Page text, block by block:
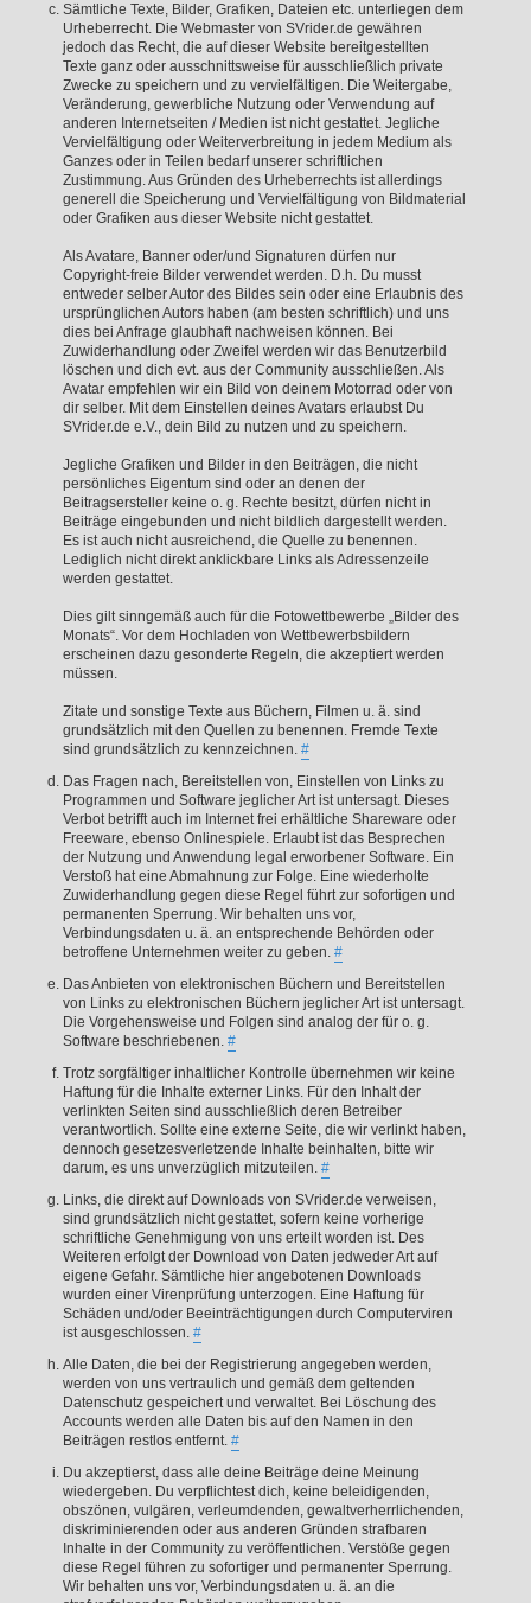
Sämtliche Texte, Bilder, Grafiken, Dateien etc. unterliegen dem
Urheberrecht. Die Webmaster von SVrider.de gewähren
jedoch das Recht, die auf dieser Website bereitgestellten
Texte ganz oder ausschnittsweise für ausschließlich private
Zwecke zu speichern und zu vervielfältigen. Die Weitergabe,
Veränderung, gewerbliche Nutzung oder Verwendung auf
anderen Internetseiten / Medien ist nicht gestattet. Jegliche
Vervielfältigung oder Weiterverbreitung in jedem Medium als
Ganzes oder in Teilen bedarf unserer schriftlichen
Zustimmung. Aus Gründen des Urheberrechts ist allerdings
generell die Speicherung und Vervielfältigung von Bildmaterial
oder Grafiken aus dieser Website nicht gestattet.
Als Avatare, Banner oder/und Signaturen dürfen nur
Copyright-freie Bilder verwendet werden. D.h. Du musst
entweder selber Autor des Bildes sein oder eine Erlaubnis des
ursprünglichen Autors haben (am besten schriftlich) und uns
dies bei Anfrage glaubhaft nachweisen können. Bei
Zuwiderhandlung oder Zweifel werden wir das Benutzerbild
löschen und dich evt. aus der Community ausschließen. Als
Avatar empfehlen wir ein Bild von deinem Motorrad oder von
dir selber. Mit dem Einstellen deines Avatars erlaubst Du
SVrider.de e.V., dein Bild zu nutzen und zu speichern.
Jegliche Grafiken und Bilder in den Beiträgen, die nicht
persönliches Eigentum sind oder an denen der
Beitragsersteller keine o. g. Rechte besitzt, dürfen nicht in
Beiträge eingebunden und nicht bildlich dargestellt werden.
Es ist auch nicht ausreichend, die Quelle zu benennen.
Lediglich nicht direkt anklickbare Links als Adressenzeile
werden gestattet.
Dies gilt sinngemäß auch für die Fotowettbewerbe „Bilder des
Monats“. Vor dem Hochladen von Wettbewerbsbildern
erscheinen dazu gesonderte Regeln, die akzeptiert werden
müssen.
Zitate und sonstige Texte aus Büchern, Filmen u. ä. sind
grundsätzlich mit den Quellen zu benennen. Fremde Texte
sind grundsätzlich zu kennzeichnen. #
Das Fragen nach, Bereitstellen von, Einstellen von Links zu
Programmen und Software jeglicher Art ist untersagt. Dieses
Verbot betrifft auch im Internet frei erhältliche Shareware oder
Freeware, ebenso Onlinespiele. Erlaubt ist das Besprechen
der Nutzung und Anwendung legal erworbener Software. Ein
Verstoß hat eine Abmahnung zur Folge. Eine wiederholte
Zuwiderhandlung gegen diese Regel führt zur sofortigen und
permanenten Sperrung. Wir behalten uns vor,
Verbindungsdaten u. ä. an entsprechende Behörden oder
betroffene Unternehmen weiter zu geben. #
Das Anbieten von elektronischen Büchern und Bereitstellen
von Links zu elektronischen Büchern jeglicher Art ist untersagt.
Die Vorgehensweise und Folgen sind analog der für o. g.
Software beschriebenen. #
Trotz sorgfältiger inhaltlicher Kontrolle übernehmen wir keine
Haftung für die Inhalte externer Links. Für den Inhalt der
verlinkten Seiten sind ausschließlich deren Betreiber
verantwortlich. Sollte eine externe Seite, die wir verlinkt haben,
dennoch gesetzesverletzende Inhalte beinhalten, bitte wir
darum, es uns unverzüglich mitzuteilen. #
Links, die direkt auf Downloads von SVrider.de verweisen,
sind grundsätzlich nicht gestattet, sofern keine vorherige
schriftliche Genehmigung von uns erteilt worden ist. Des
Weiteren erfolgt der Download von Daten jedweder Art auf
eigene Gefahr. Sämtliche hier angebotenen Downloads
wurden einer Virenprüfung unterzogen. Eine Haftung für
Schäden und/oder Beeinträchtigungen durch Computerviren
ist ausgeschlossen. #
Alle Daten, die bei der Registrierung angegeben werden,
werden von uns vertraulich und gemäß dem geltenden
Datenschutz gespeichert und verwaltet. Bei Löschung des
Accounts werden alle Daten bis auf den Namen in den
Beiträgen restlos entfernt. #
Du akzeptierst, dass alle deine Beiträge deine Meinung
wiedergeben. Du verpflichtest dich, keine beleidigenden,
obszönen, vulgären, verleumdenden, gewaltverherrlichenden,
diskriminierenden oder aus anderen Gründen strafbaren
Inhalte in der Community zu veröffentlichen. Verstöße gegen
diese Regel führen zu sofortiger und permanenter Sperrung.
Wir behalten uns vor, Verbindungsdaten u. ä. an die